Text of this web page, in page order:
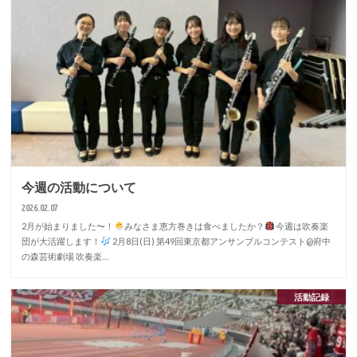
今週の活動について
2026.02.07
2月が始まりました〜！
みなさま恵方巻きは食べましたか？
今週は吹奏楽
団が大活躍します！
2月8日(日) 第49回東京都アンサンブルコンテスト@府中
の森芸術劇場 吹奏楽…
活動記録